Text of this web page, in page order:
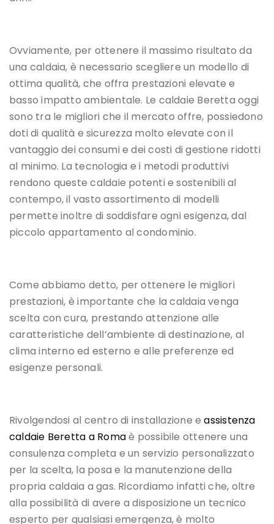
Ovviamente, per ottenere il massimo risultato da
una caldaia, è necessario scegliere un modello di
ottima qualità, che offra prestazioni elevate e
basso impatto ambientale. Le caldaie Beretta oggi
sono tra le migliori che il mercato offre, possiedono
doti di qualità e sicurezza molto elevate con il
vantaggio dei consumi e dei costi di gestione ridotti
al minimo. La tecnologia e i metodi produttivi
rendono queste caldaie potenti e sostenibili al
contempo, il vasto assortimento di modelli
permette inoltre di soddisfare ogni esigenza, dal
piccolo appartamento al condominio.
Come abbiamo detto, per ottenere le migliori
prestazioni, è importante che la caldaia venga
scelta con cura, prestando attenzione alle
caratteristiche dell’ambiente di destinazione, al
clima interno ed esterno e alle preferenze ed
esigenze personali.
Rivolgendosi al centro di installazione eassistenza
caldaie Beretta a Romaè possibile ottenere una
consulenza completa e un servizio personalizzato
per la scelta, la posa e la manutenzione della
propria caldaia a gas. Ricordiamo infatti che, oltre
alla possibilità di avere a disposizione un tecnico
esperto per qualsiasi emergenza, è molto